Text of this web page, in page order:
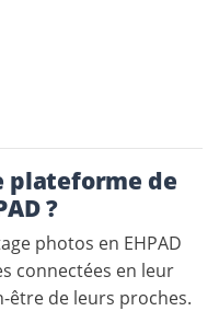
plateforme de
?
photos en EHPAD
connectées en leur
être de leurs proches.